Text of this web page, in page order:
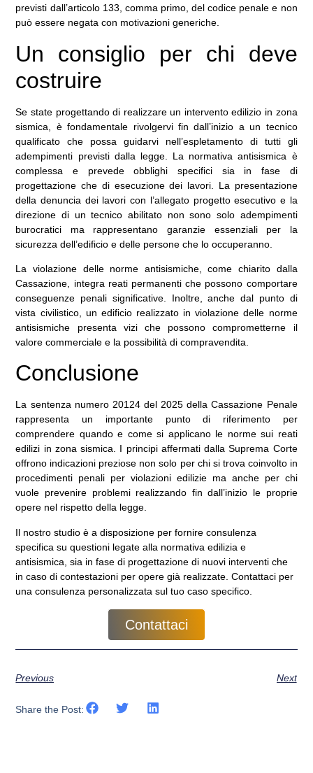
previsti dall’articolo 133, comma primo, del codice penale e non
può essere negata con motivazioni generiche.
Un consiglio per chi deve
costruire
Se state progettando di realizzare un intervento edilizio in zona
sismica, è fondamentale rivolgervi fin dall’inizio a un tecnico
qualificato che possa guidarvi nell’espletamento di tutti gli
adempimenti previsti dalla legge. La normativa antisismica è
complessa e prevede obblighi specifici sia in fase di
progettazione che di esecuzione dei lavori. La presentazione
della denuncia dei lavori con l’allegato progetto esecutivo e la
direzione di un tecnico abilitato non sono solo adempimenti
burocratici ma rappresentano garanzie essenziali per la
sicurezza dell’edificio e delle persone che lo occuperanno.
La violazione delle norme antisismiche, come chiarito dalla
Cassazione, integra reati permanenti che possono comportare
conseguenze penali significative. Inoltre, anche dal punto di
vista civilistico, un edificio realizzato in violazione delle norme
antisismiche presenta vizi che possono comprometterne il
valore commerciale e la possibilità di compravendita.
Conclusione
La sentenza numero 20124 del 2025 della Cassazione Penale
rappresenta un importante punto di riferimento per
comprendere quando e come si applicano le norme sui reati
edilizi in zona sismica. I principi affermati dalla Suprema Corte
offrono indicazioni preziose non solo per chi si trova coinvolto in
procedimenti penali per violazioni edilizie ma anche per chi
vuole prevenire problemi realizzando fin dall’inizio le proprie
opere nel rispetto della legge.
Il nostro studio è a disposizione per fornire consulenza
specifica su questioni legate alla normativa edilizia e
antisismica, sia in fase di progettazione di nuovi interventi che
in caso di contestazioni per opere già realizzate. Contattaci per
una consulenza personalizzata sul tuo caso specifico.
Contattaci
Previous Next
Share the Post: